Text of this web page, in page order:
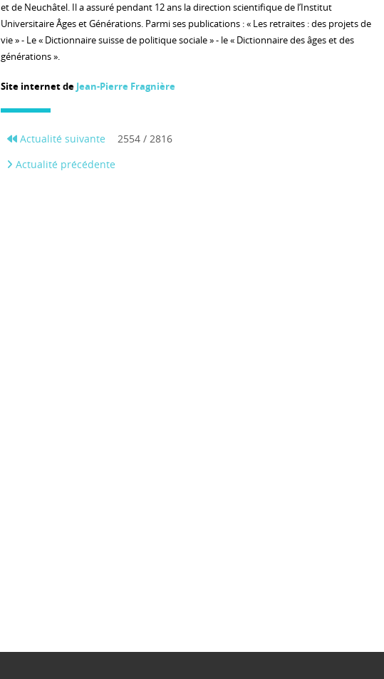
et de Neuchâtel. Il a assuré pendant 12 ans la direction scientifique de l’Institut
Universitaire Âges et Générations. Parmi ses publications : « Les retraites : des projets de
vie » - Le « Dictionnaire suisse de politique sociale » - le « Dictionnaire des âges et des
générations ».
Site internet de Jean-Pierre Fragnière
Actualité suivante
2554 / 2816
Actualité précédente